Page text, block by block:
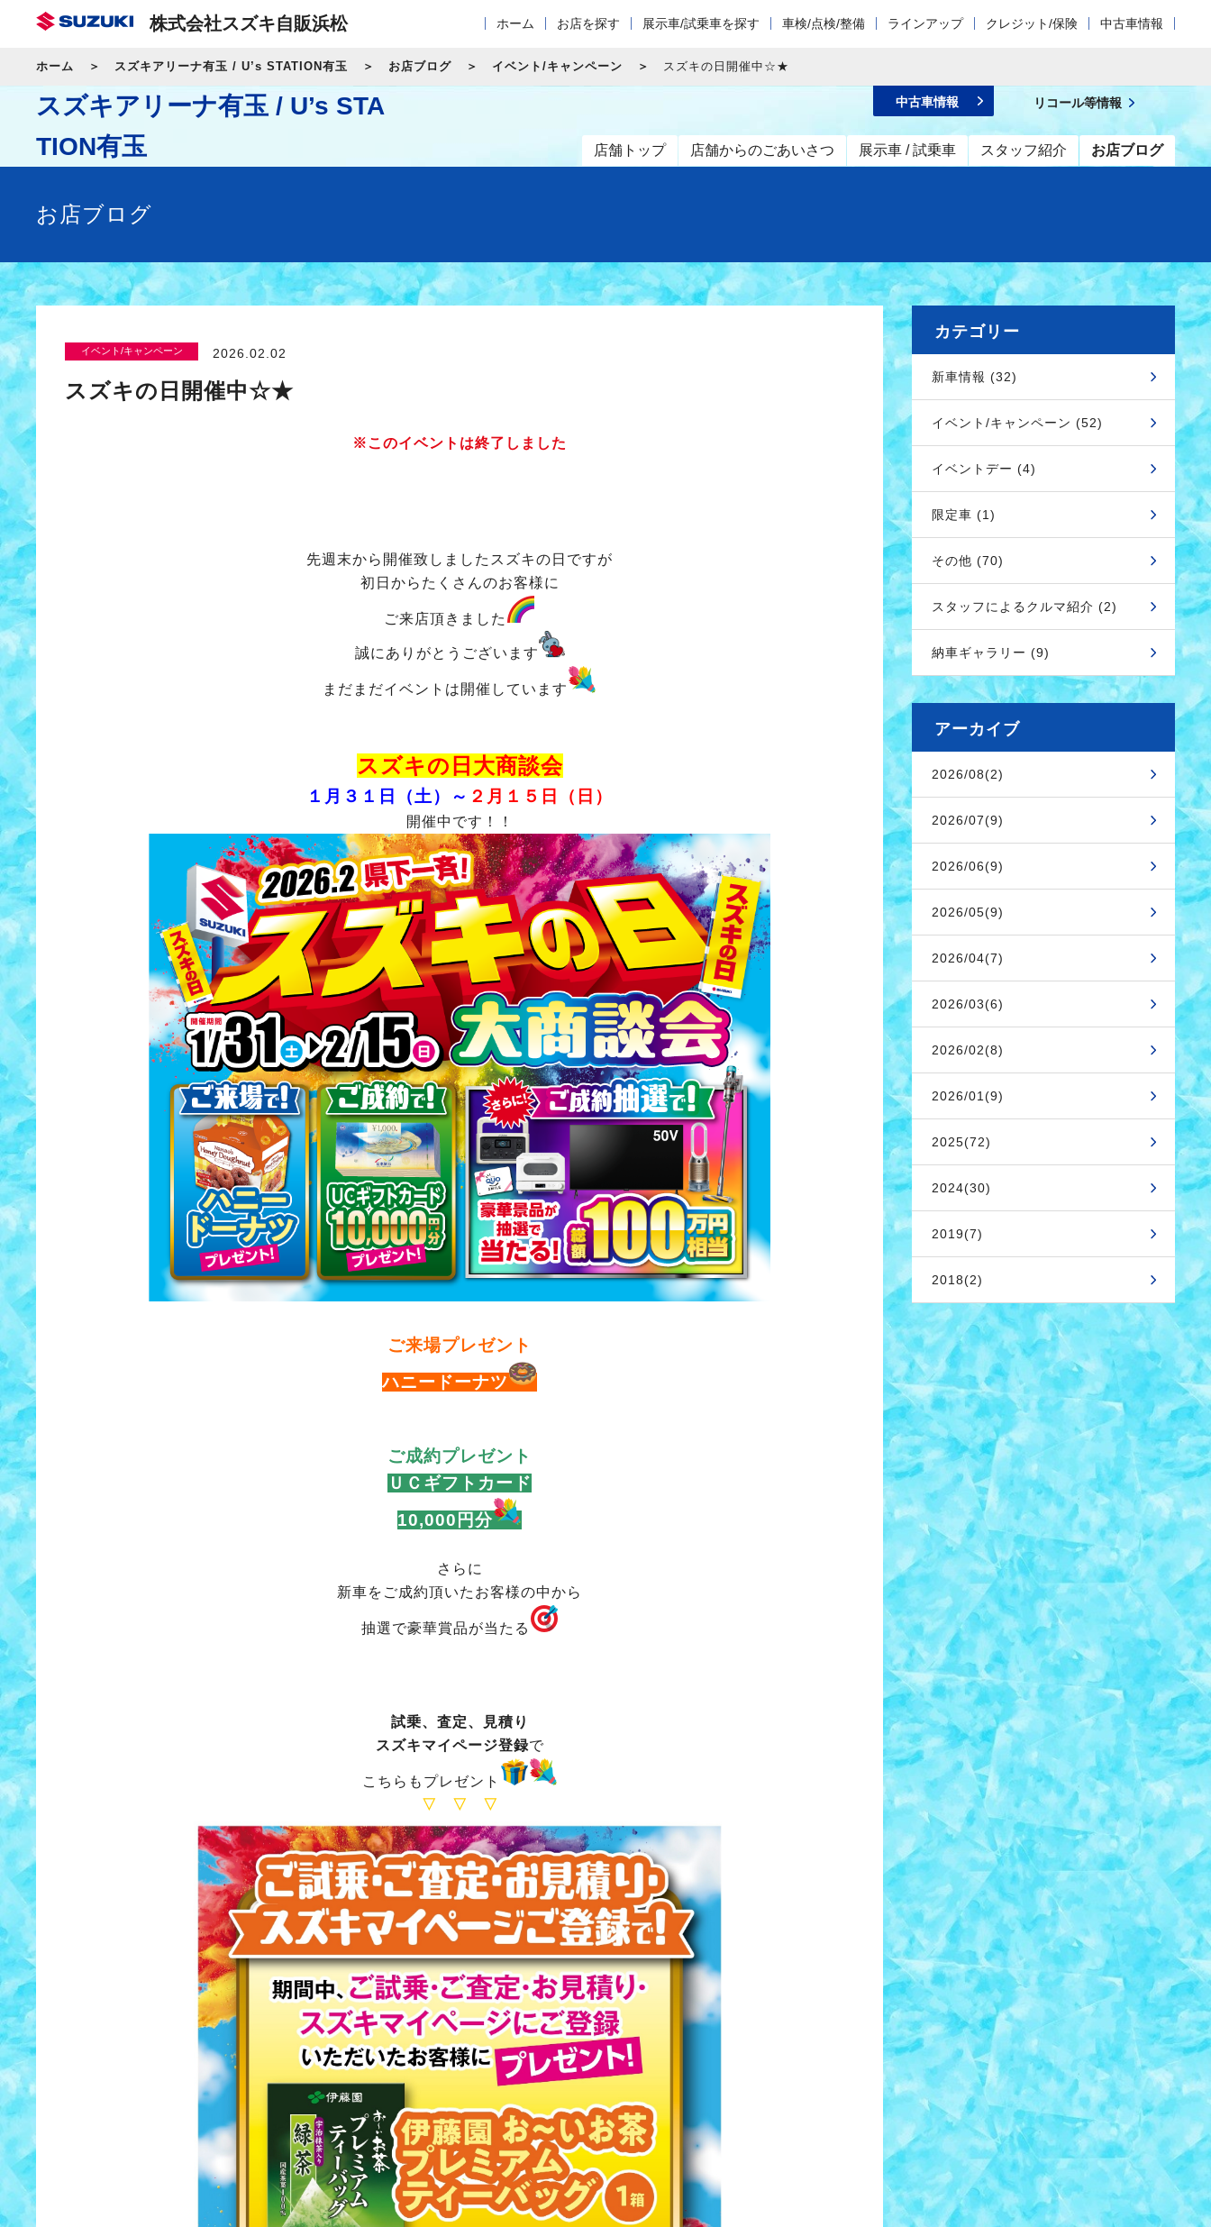
株式会社スズキ自販浜松 ホーム お店を探す 展示車/試乗車を探す 車検/点検/整備 ラインアップ クレジット/保険 中古車情報
ホーム スズキアリーナ有玉 / U’s STATION有玉 お店ブログ イベント/キャンペーン スズキの日開催中☆★
スズキアリーナ有玉 / U’s STA
TION有玉
店舗トップ 店舗からのごあいさつ 展示車 / 試乗車 スタッフ紹介 お店ブログ
中古車情報 リコール等情報
お店ブログ
イベント/キャンペーン 2026.02.02
スズキの日開催中☆★
※このイベントは終了しました
先週末から開催致しましたスズキの日ですが
初日からたくさんのお客様に
ご来店頂きました
誠にありがとうございます
まだまだイベントは 開催しています
スズキの日大商談会
１月３１日（土）～ ２月１５日（日）
開催中です！！
ご来場プレゼント
ハニードーナツ
ご成約プレゼント
ＵＣギフトカード
10,000円分
さらに
新車をご成約頂いたお客様の中から
抽選で豪華賞品が当たる
試乗、査定、見積り
スズキマイページ登録で
こちらもプレゼント
▽ ▽ ▽
カテゴリー
新車情報 (32)
イベント/キャンペーン (52)
イベントデー (4)
限定車 (1)
その他 (70)
スタッフによるクルマ紹介 (2)
納車ギャラリー (9)
アーカイブ
2026/08(2)
2026/07(9)
2026/06(9)
2026/05(9)
2026/04(7)
2026/03(6)
2026/02(8)
2026/01(9)
2025(72)
2024(30)
2019(7)
2018(2)